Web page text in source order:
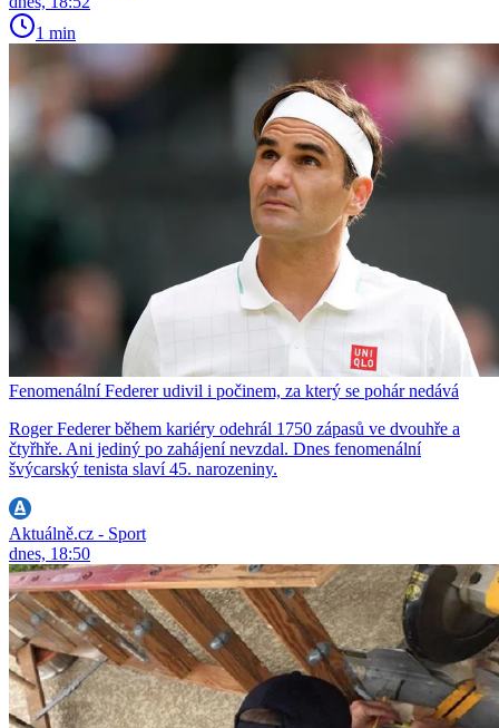
1 min
Fenomenální Federer udivil i počinem, za který se pohár nedává
Roger Federer během kariéry odehrál 1750 zápasů ve dvouhře a
čtyřhře. Ani jediný po zahájení nevzdal. Dnes fenomenální
švýcarský tenista slaví 45. narozeniny.
Aktuálně.cz - Sport
dnes, 18:50